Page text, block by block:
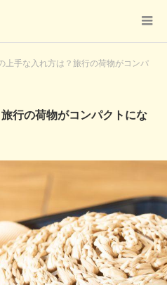
上手な入れ方は？旅行の荷物がコンパ
行の荷物がコンパクトにな